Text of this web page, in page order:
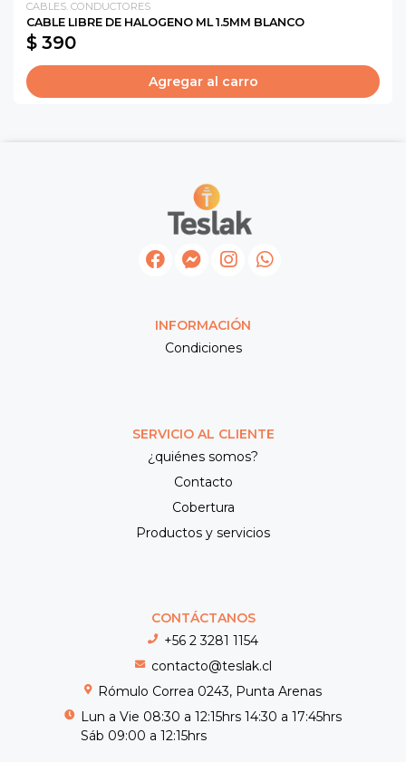
CABLES. CONDUCTORES
CABLE LIBRE DE HALOGENO ML 1.5MM BLANCO
$ 390
Agregar al carro
INFORMACIÓN
Condiciones
SERVICIO AL CLIENTE
¿quiénes somos?
Contacto
Cobertura
Productos y servicios
CONTÁCTANOS
+56 2 3281 1154
contacto@teslak.cl
Rómulo Correa 0243, Punta Arenas
Lun a Vie 08:30 a 12:15hrs 14:30 a 17:45hrs
Sáb 09:00 a 12:15hrs